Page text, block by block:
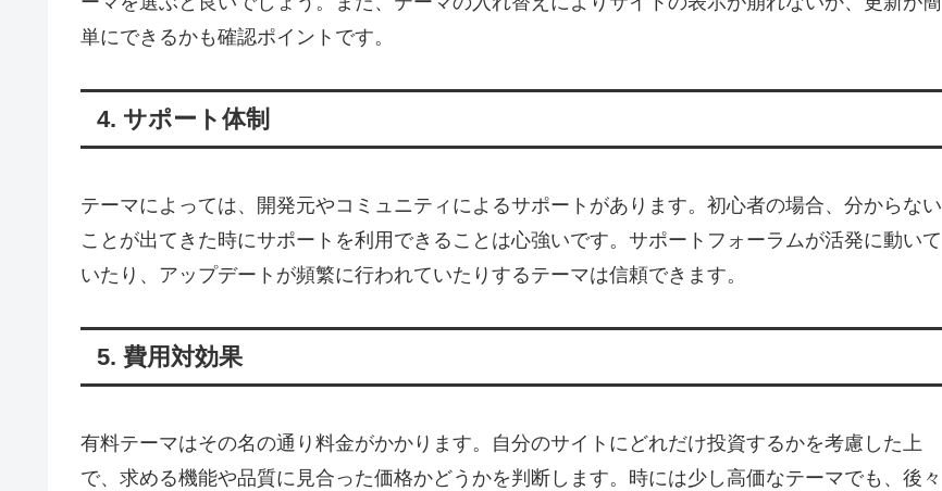
単にできるかも確認ポイントです。
4. サポート体制
テーマによっては、開発元やコミュニティによるサポートがあります。初心者の場合、分からない
ことが出てきた時にサポートを利用できることは心強いです。サポートフォーラムが活発に動いて
いたり、アップデートが頻繁に行われていたりするテーマは信頼できます。
5. 費用対効果
有料テーマはその名の通り料金がかかります。自分のサイトにどれだけ投資するかを考慮した上
で、求める機能や品質に見合った価格かどうかを判断します。時には少し高価なテーマでも、後々